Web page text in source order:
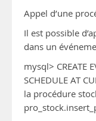
Appel d’une
Il est possible
dans un
mysql> CREATE
SCHEDULE AT
la procédure